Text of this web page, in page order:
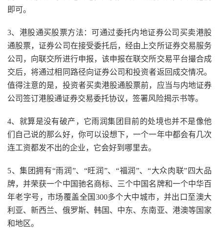
即可。
3、港股通买股票方法：可通过委托内地证券公司买卖港股
通股票，证券公司在接受委托后，经由上交所证券交易服务
公司，向联交所进行申报，该申报在联交所交易平台撮合成
交后，将通过相同路径向证券公司和投资者返回成交情况。
值得注意的是，投资者买卖港股通股票前，应当与内地证券
公司签订港股通证券交易委托协议，签署风险揭示书等。
4、就算是没有破产，它雨润集团目前的处境也并不是像他
们自己说的那么好，你可以设想下，一个一年中都会有几次
连工资都发不出的企业，它会好到哪里去。
5、集团拥有“雨润”、“旺润”、“福润”、“大众肉联”四大品
牌，并荣获一个中国驰名商标、三个中国名牌和一个中华百
年老字号，市场覆盖全国300多个大中城市，并出口至澳大
利亚、新西兰、俄罗斯、韩国、中东、东南亚、港澳等国家
和地区。